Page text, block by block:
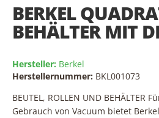
BERKEL
BEHÄLTER MIT
Hersteller: Berkel
Herstellernummer: BKL001073
BEUTEL, ROLLEN UND BEHÄLTER
Gebrauch von Vacuum bietet
beginning
of
the
gallery